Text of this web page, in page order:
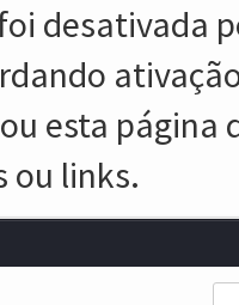
desativada
esta
ou links.